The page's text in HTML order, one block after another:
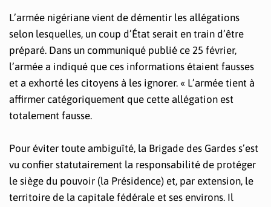
L’armée nigériane vient de démentir les allégations
selon lesquelles, un coup d’État serait en train d’être
préparé. Dans un communiqué publié ce 25 février,
l’armée a indiqué que ces informations étaient fausses
et a exhorté les citoyens à les ignorer. « L’armée tient à
affirmer catégoriquement que cette allégation est
totalement fausse.
Pour éviter toute ambiguïté, la Brigade des Gardes s’est
vu confier statutairement la responsabilité de protéger
le siège du pouvoir (la Présidence) et, par extension, le
territoire de la capitale fédérale et ses environs. Il